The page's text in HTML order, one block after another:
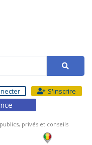
S'inscrire
privés et conseils